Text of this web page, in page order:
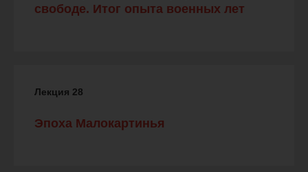
свободе. Итог опыта военных лет
Лекция 28
Эпоха Малокартинья